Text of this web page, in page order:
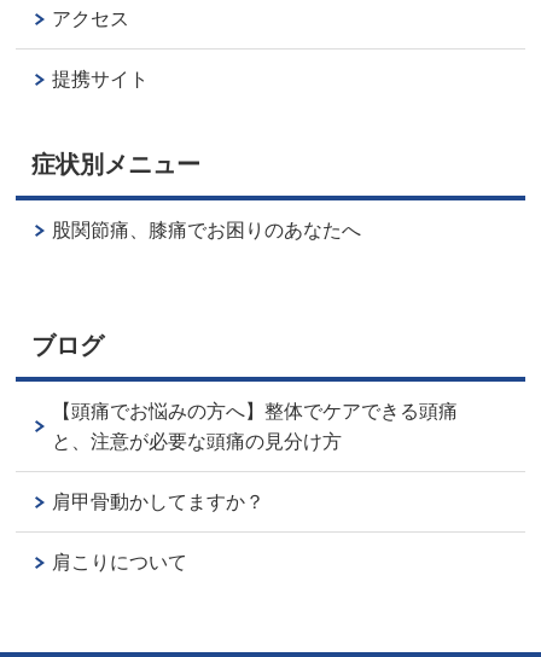
アクセス
提携サイト
症状別メニュー
股関節痛、膝痛でお困りのあなたへ
ブログ
【頭痛でお悩みの方へ】整体でケアできる頭痛
と、注意が必要な頭痛の見分け方
肩甲骨動かしてますか？
肩こりについて